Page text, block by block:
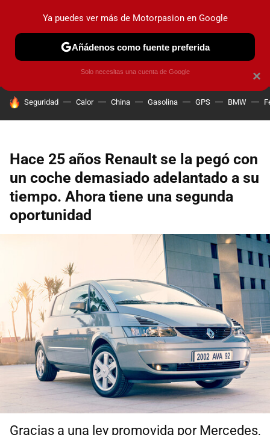
PRUEBAS COCHES ELÉCTRICOS OBSERVATORIO
HOY SE HABLA DE
Seguridad Calor China Gasolina GPS BMW
Hace 25 años Renault se la pegó con
un coche demasiado adelantado a su
tiempo. Ahora tiene una segunda
oportunidad
Gracias a una ley promovida por Mercedes,
×
Ya puedes ver más de Motorpasion en Google
Añádenos como fuente preferida
Solo necesitas una cuenta de Google